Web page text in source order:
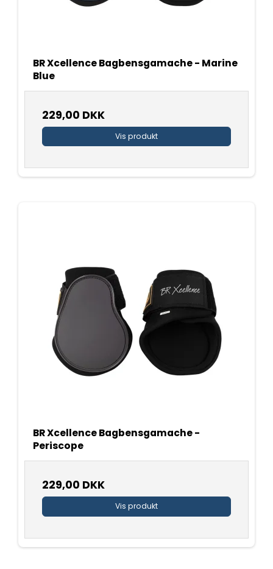
BR Xcellence Bagbensgamache - Marine
Blue
229,00 DKK
Vis produkt
BR Xcellence Bagbensgamache -
Periscope
229,00 DKK
Vis produkt